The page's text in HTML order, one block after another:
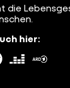
die
hier: